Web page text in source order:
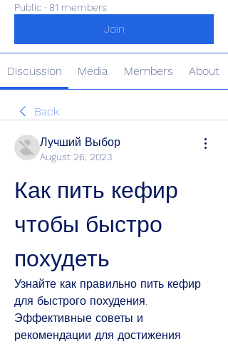
Public · 81 members
Join
Discussion Media Members About
Back
Лучший Выбор
August 26, 2023
Как пить кефир
чтобы быстро
похудеть
Узнайте как правильно пить кефир
для быстрого похудения.
Эффективные советы и
рекомендации для достижения